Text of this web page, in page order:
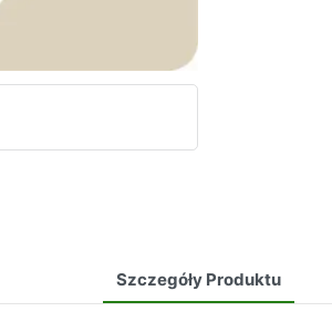
Szczegóły Produktu